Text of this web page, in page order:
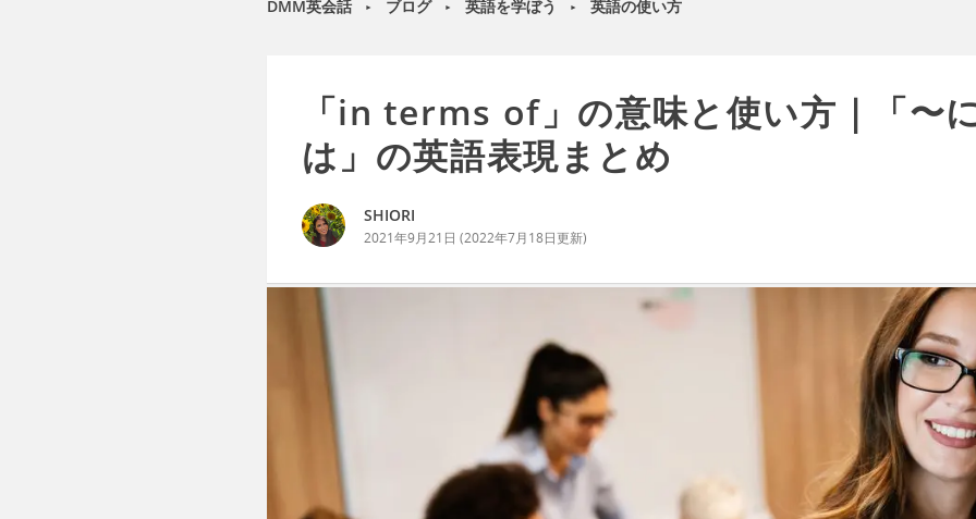
DMM英会話 ► ブログ ► 英語を学ぼう ► 英語の使い方
「in terms of」の意味と使い方｜「〜
は」の英語表現まとめ
SHIORI
2021年9月21日 (2022年7月18日更新)